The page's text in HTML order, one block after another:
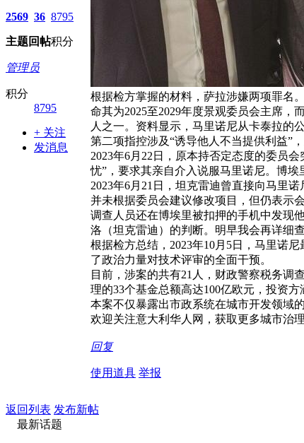
2569
主题
36
回帖
8795
积分
管理员
积分
8795
+ 关注
发消息
根据检方掌握的材料，萨拉涉嫌两项罪名
命其为2025至2029年度景观委员会主席
人之一。资料显示，马里诺尼从卡泰拉的
第二项指控涉及“诱导他人不当提供利益”
2023年6月22日，原本持否定态度的委员
忧”，要求其亲自介入说服马里诺尼。博
2023年6月21日，坦克雷迪曾直接向马里
并未根据委员会建议修改项目，但仍表示
调查人员还在博埃里被扣押的手机中发现
洛（坦克雷迪）的判断。明早我会再详细
根据检方总结，2023年10月5日，马里诺
了政治力量对技术评审的全面干预。
目前，涉案的共有21人，财政警察税务调
理的33个基金总额高达100亿欧元，投资
本案不仅暴露出市政系统在城市开发领域
欢迎关注意大利华人网，获取更多城市治
回复
使用道具 举报
返回列表 发布新帖
最新话题